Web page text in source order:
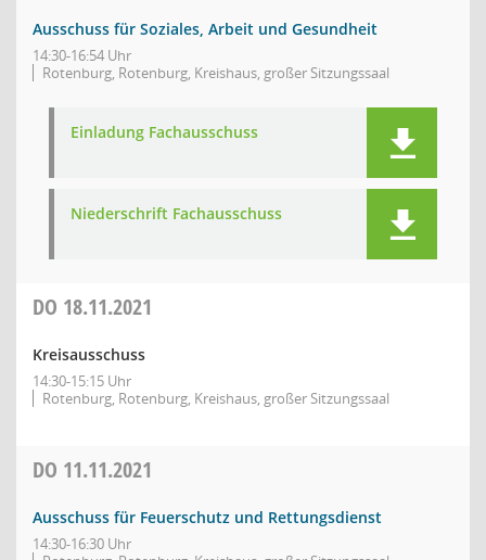
Ausschuss für Soziales, Arbeit und Gesundheit
14:30-16:54 Uhr
Rotenburg, Rotenburg, Kreishaus, großer Sitzungssaal
Einladung Fachausschuss
Niederschrift Fachausschuss
DO 18.11.2021
Kreisausschuss
14:30-15:15 Uhr
Rotenburg, Rotenburg, Kreishaus, großer Sitzungssaal
DO 11.11.2021
Ausschuss für Feuerschutz und Rettungsdienst
14:30-16:30 Uhr